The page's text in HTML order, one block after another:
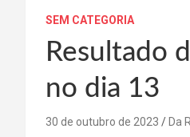
SEM CATEGORIA
Resultado
no dia 13
30 de outubro de 2023 Da